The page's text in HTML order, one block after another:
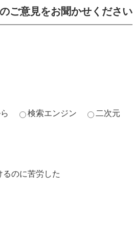
ご意見をお聞かせください
検索エンジン
二次元
るのに苦労した